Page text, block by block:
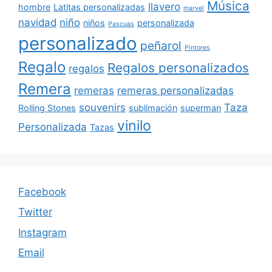
hombre Latitas personalizadas llavero marvel Música
navidad niño niños Pascuas personalizada
personalizado peñarol Pintores
Regalo regalos Regalos personalizados
Remera remeras remeras personalizadas
Rolling Stones souvenirs sublimación superman Taza
Personalizada Tazas vinilo
Facebook
Twitter
Instagram
Email